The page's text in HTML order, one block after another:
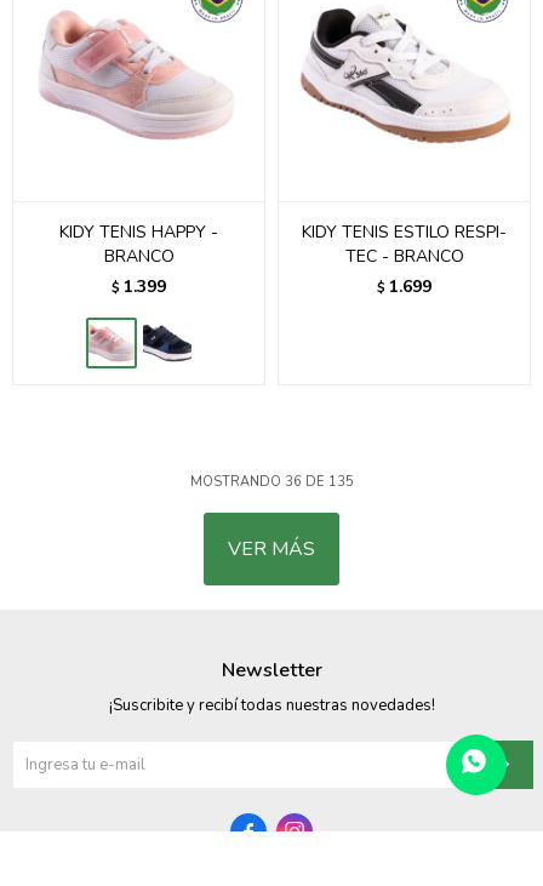
KIDY TENIS HAPPY -
BRANCO
$ 1.399
KIDY TENIS ESTILO RESPI-
TEC - BRANCO
$ 1.699
MOSTRANDO 36DE 135
VER MÁS
Newsletter
¡Suscribite y recibí todas nuestras novedades!
 